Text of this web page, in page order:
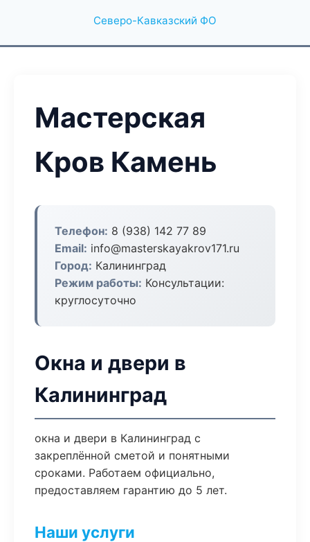
Северо-Кавказский ФО
Мастерская
Кров Камень
Телефон: 8 (938) 142 77 89
Email: info@masterskayakrov171.ru
Город: Калининград
Режим работы: Консультации:
круглосуточно
Окна и двери в
Калининград
окна и двери в Калининград с
закреплённой сметой и понятными
сроками. Работаем официально,
предоставляем гарантию до 5 лет.
Наши услуги